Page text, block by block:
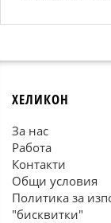
ХЕЛИКОН
За нас
Работа
Контакти
Общи условия
Политика за
"бисквитки"